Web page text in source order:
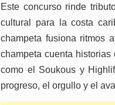
Este concurso rinde
cultural para la costa
champeta fusiona ritmos
champeta cuenta
como el Soukous y
progreso, el orgullo y el